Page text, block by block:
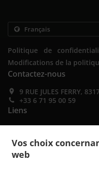
Vos choix
web
Politique de
Modifications de la
Contactez-nous
9 RUE JULES FERRY,
+33 6 71 95 00 59
Liens
Commandez en avance
Contactez-nous